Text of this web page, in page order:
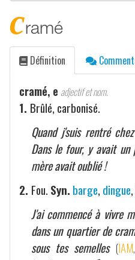
cramé
Définition
cramé, e adjectif et nom.
1. Brûlé, carbonisé.
Quand j'suis rentré
Dans le four, y avait
mère avait oublié !
2. Fou. Syn. barge, dingue,
J'ai commencé à vivre
dans un quartier de
sous tes semelles (IAM